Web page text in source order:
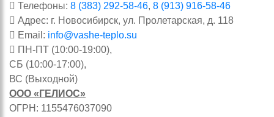
Телефоны: 8 (383) 292-58-46, 8 (913) 916-58-46
Адрес: г. Новосибирск, ул. Пролетарская, д. 118
Email: info@vashe-teplo.su
ПН-ПТ (10:00-19:00),
СБ (10:00-17:00),
ВС (Выходной)
ООО «ГЕЛИОС»
ОГРН: 1155476037090